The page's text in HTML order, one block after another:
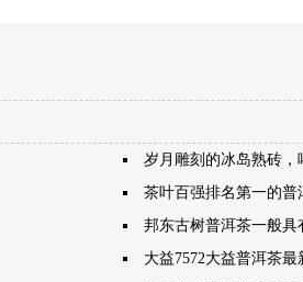
岁月雕刻的冰岛熟砖，
茶叶百强排名第一的普
邦东古树普洱茶一般具
大益7572大益普洱茶最